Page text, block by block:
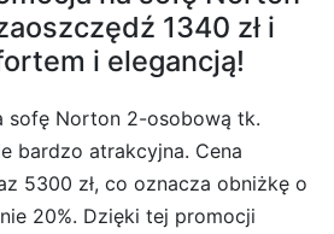
1340 zł i
i elegancją!
sofę Norton 2-osobową tk.
bardzo atrakcyjna. Cena
5300 zł, co oznacza obniżkę o
20%. Dzięki tej promocji